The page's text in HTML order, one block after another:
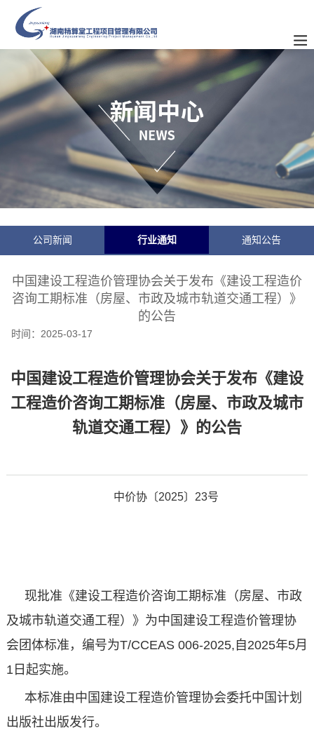
公司新闻 行业通知 通知公告
中国建设工程造价管理协会关于发布《建设工程造价
咨询工期标准（房屋、市政及城市轨道交通工程）》
的公告
时间： 2025-03-17
中国建设工程造价管理协会关于发布《建设
工程造价咨询工期标准（房屋、市政及城市
轨道交通工程）》的公告
中价协〔2025〕23号
现批准《建设工程造价咨询工期标准（房屋、市政
及城市轨道交通工程）》为中国建设工程造价管理协
会团体标准，编号为T/CCEAS 006-2025,自2025年5月
1日起实施。
本标准由中国建设工程造价管理协会委托中国计划
出版社出版发行。